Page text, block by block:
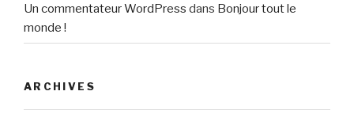
Un commentateur WordPress dans Bonjour tout le
monde !
ARCHIVES